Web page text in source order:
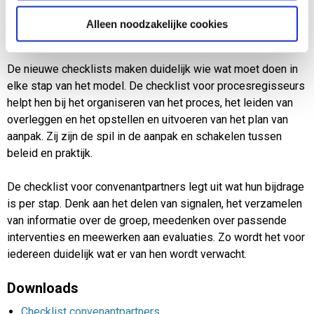
Alleen noodzakelijke cookies
de gemeente.
Twee checklists: ieder z’n rol
De nieuwe checklists maken duidelijk wie wat moet doen in
elke stap van het model. De checklist voor procesregisseurs
helpt hen bij het organiseren van het proces, het leiden van
overleggen en het opstellen en uitvoeren van het plan van
aanpak. Zij zijn de spil in de aanpak en schakelen tussen
beleid en praktijk.
De checklist voor convenantpartners legt uit wat hun bijdrage
is per stap. Denk aan het delen van signalen, het verzamelen
van informatie over de groep, meedenken over passende
interventies en meewerken aan evaluaties. Zo wordt het voor
iedereen duidelijk wat er van hen wordt verwacht.
Downloads